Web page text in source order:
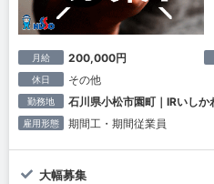
月給 200,000円
休日 その他
勤務地 石川県小松市園町｜IRいしか
雇用形態 期間工・期間従業員
大幅募集